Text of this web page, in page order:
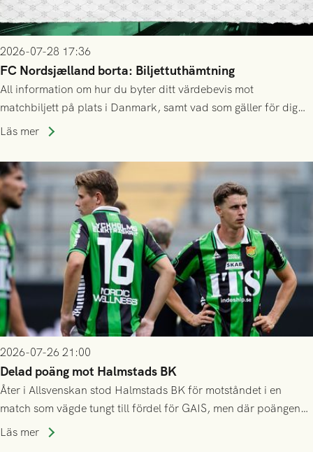
2026-07-28 17:36
FC Nordsjælland borta: Biljettuthämtning
All information om hur du byter ditt värdebevis mot
matchbiljett på plats i Danmark, samt vad som gäller för dig
som står på reservlista eller fått förhinder.
Läs mer
2026-07-26 21:00
Delad poäng mot Halmstads BK
Åter i Allsvenskan stod Halmstads BK för motståndet i en
match som vägde tungt till fördel för GAIS, men där poängen
delades efter dramatik på tilläggstid.
Läs mer